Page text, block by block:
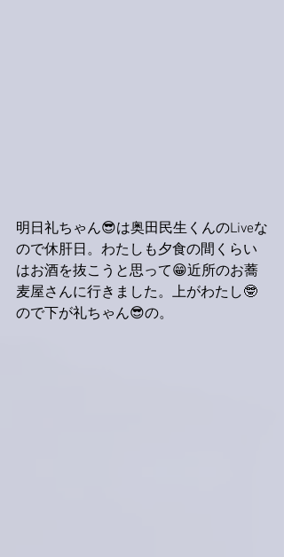
明日礼ちゃん😎は奥田民生くんのLiveな
ので休肝日。わたしも夕食の間くらい
はお酒を抜こうと思って😁近所のお蕎
麦屋さんに行きました。上がわたし🤓
ので下が礼ちゃん😎の。